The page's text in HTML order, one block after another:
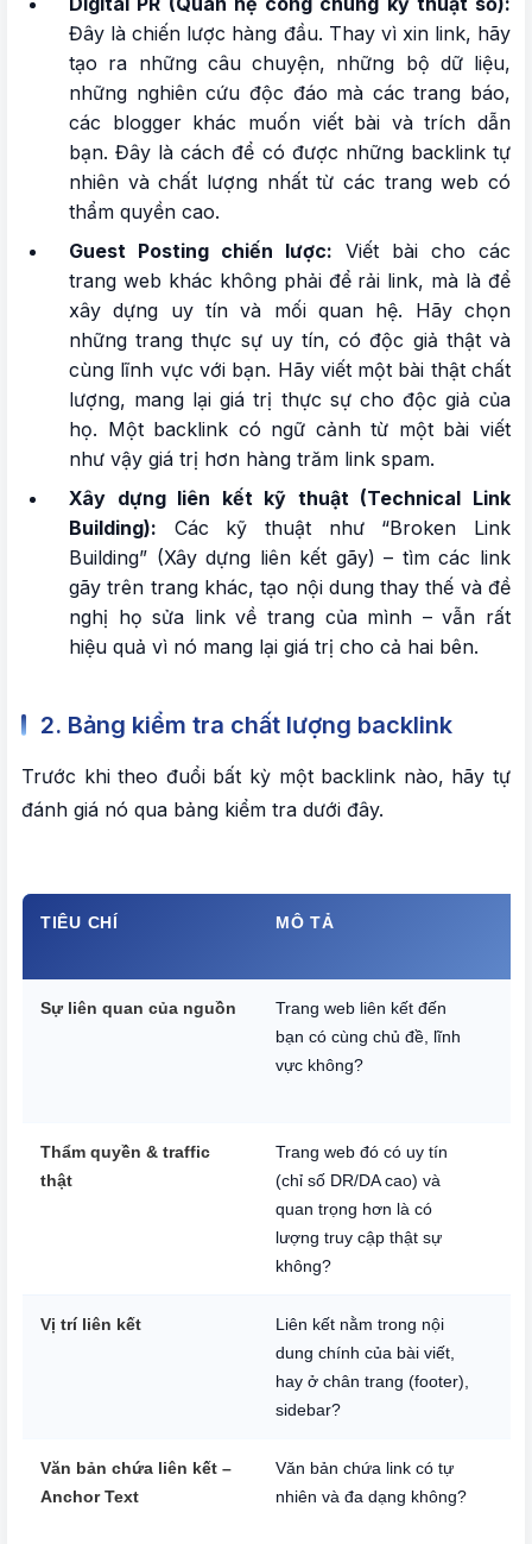
Đây là chiến lược hàng đầu. Thay vì xin link, hãy
tạo ra những câu chuyện, những bộ dữ liệu,
những nghiên cứu độc đáo mà các trang báo,
các blogger khác muốn viết bài và trích dẫn
bạn. Đây là cách để có được những backlink tự
nhiên và chất lượng nhất từ các trang web có
thẩm quyền cao.
Guest Posting chiến lược: Viết bài cho các
trang web khác không phải để rải link, mà là để
xây dựng uy tín và mối quan hệ. Hãy chọn
những trang thực sự uy tín, có độc giả thật và
cùng lĩnh vực với bạn. Hãy viết một bài thật chất
lượng, mang lại giá trị thực sự cho độc giả của
họ. Một backlink có ngữ cảnh từ một bài viết
như vậy giá trị hơn hàng trăm link spam.
Xây dựng liên kết kỹ thuật (Technical Link
Building): Các kỹ thuật như “Broken Link
Building” (Xây dựng liên kết gãy) – tìm các link
gãy trên trang khác, tạo nội dung thay thế và đề
nghị họ sửa link về trang của mình – vẫn rất
hiệu quả vì nó mang lại giá trị cho cả hai bên.
2. Bảng kiểm tra chất lượng backlink
Trước khi theo đuổi bất kỳ một backlink nào, hãy tự
đánh giá nó qua bảng kiểm tra dưới đây.
TIÊU CHÍ MÔ TẢ
Sự liên quan của nguồn
Trang web liên kết đến
bạn có cùng chủ đề, lĩnh
vực không?
Thẩm quyền & traffic
thật
Trang web đó có uy tín
(chỉ số DR/DA cao) và
quan trọng hơn là có
lượng truy cập thật sự
không?
Vị trí liên kết
Liên kết nằm trong nội
dung chính của bài viết,
hay ở chân trang (footer),
sidebar?
Văn bản chứa liên kết –
Anchor Text
Văn bản chứa link có tự
nhiên và đa dạng không?